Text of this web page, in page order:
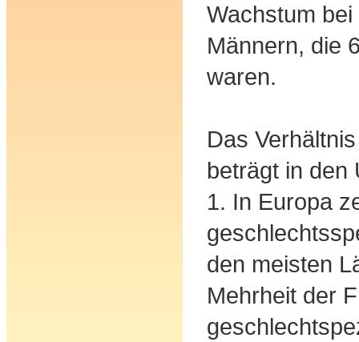
Wachstum
Männern, die
waren.
Das
beträgt in den
1. In Europa
den meisten
Mehrheit der